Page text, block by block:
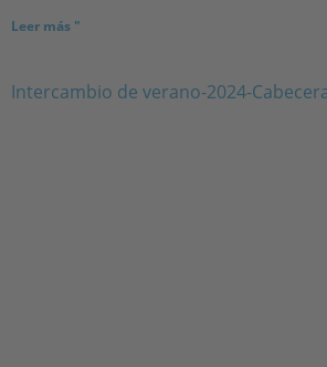
Leer más "